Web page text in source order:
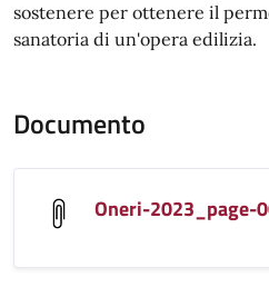
sostenere per ottenere il
sanatoria di un'opera edilizia.
Documento
Oneri-2023_page-